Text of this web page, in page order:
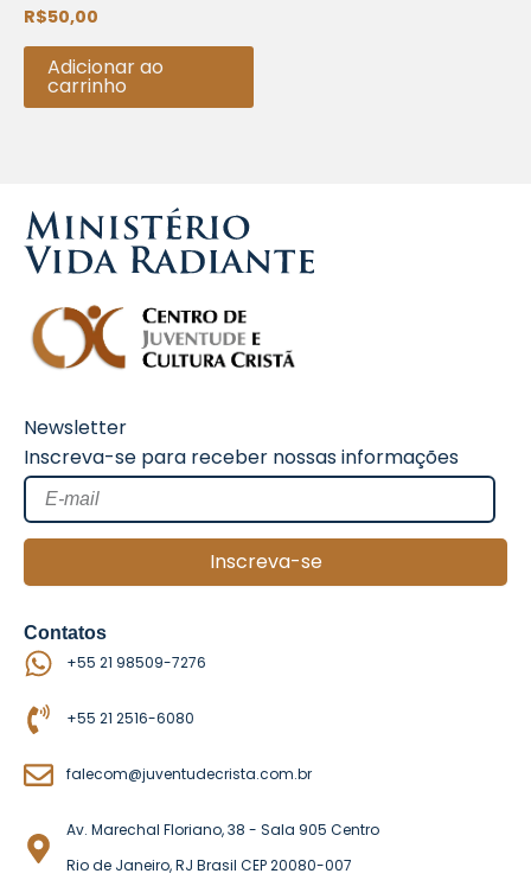
Avaliação
de
R$50,00
Adicionar ao
carrinho
Newsletter
Inscreva-se para receber nossas informações
Inscreva-se
Contatos
+55 21 98509-7276
+55 21 2516-6080
falecom@juventudecrista.com.br
Av. Marechal Floriano, 38 - Sala 905 Centro
Rio de Janeiro, RJ Brasil CEP 20080-007